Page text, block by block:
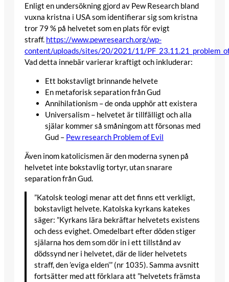
Enligt en undersökning gjord av Pew Research bland
vuxna kristna i USA som identifierar sig som kristna
tror 79 % på helvetet som en plats för evigt
straff. https://www.pewresearch.org/wp-
content/uploads/sites/20/2021/11/
Vad detta innebär varierar kraftigt och inkluderar:
Ett bokstavligt brinnande helvete
En metaforisk separation från Gud
Annihilationism – de onda upphör att existera
Universalism – helvetet är tillfälligt och alla
själar kommer så småningom att försonas med
Gud – Pew research Problem of Evil
Även inom katolicismen är den moderna synen på
helvetet inte bokstavlig tortyr, utan snarare
separation från Gud.
”Katolsk teologi menar att det finns ett verkligt,
bokstavligt helvete. Katolska kyrkans katekes
säger: ”Kyrkans lära bekräftar helvetets existens
och dess evighet. Omedelbart efter döden stiger
själarna hos dem som dör in i ett tillstånd av
dödssynd ner i helvetet, där de lider helvetets
straff, den ’eviga elden’” (nr 1035). Samma avsnitt
fortsätter med att förklara att ”helvetets främsta